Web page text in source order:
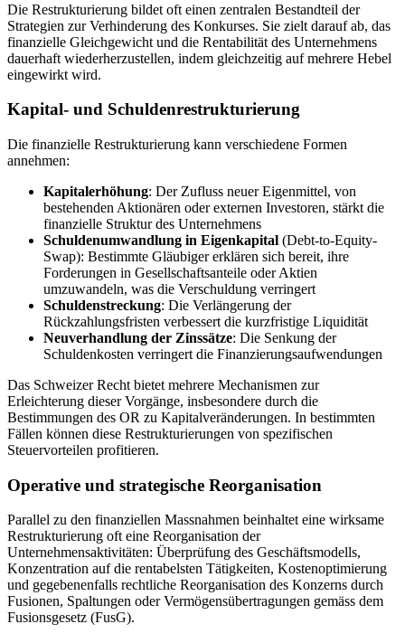
Die Restrukturierung bildet oft einen zentralen Bestandteil der
Strategien zur Verhinderung des Konkurses. Sie zielt darauf ab, das
finanzielle Gleichgewicht und die Rentabilität des Unternehmens
dauerhaft wiederherzustellen, indem gleichzeitig auf mehrere Hebel
eingewirkt wird.
Kapital- und Schuldenrestrukturierung
Die finanzielle Restrukturierung kann verschiedene Formen
annehmen:
Kapitalerhöhung: Der Zufluss neuer Eigenmittel, von
bestehenden Aktionären oder externen Investoren, stärkt die
finanzielle Struktur des Unternehmens
Schuldenumwandlung in Eigenkapital (Debt-to-Equity-
Swap): Bestimmte Gläubiger erklären sich bereit, ihre
Forderungen in Gesellschaftsanteile oder Aktien
umzuwandeln, was die Verschuldung verringert
Schuldenstreckung: Die Verlängerung der
Rückzahlungsfristen verbessert die kurzfristige Liquidität
Neuverhandlung der Zinssätze: Die Senkung der
Schuldenkosten verringert die Finanzierungsaufwendungen
Das Schweizer Recht bietet mehrere Mechanismen zur
Erleichterung dieser Vorgänge, insbesondere durch die
Bestimmungen des OR zu Kapitalveränderungen. In bestimmten
Fällen können diese Restrukturierungen von spezifischen
Steuervorteilen profitieren.
Operative und strategische Reorganisation
Parallel zu den finanziellen Massnahmen beinhaltet eine wirksame
Restrukturierung oft eine Reorganisation der
Unternehmensaktivitäten: Überprüfung des Geschäftsmodells,
Konzentration auf die rentabelsten Tätigkeiten, Kostenoptimierung
und gegebenenfalls rechtliche Reorganisation des Konzerns durch
Fusionen, Spaltungen oder Vermögensübertragungen gemäss dem
Fusionsgesetz (FusG).